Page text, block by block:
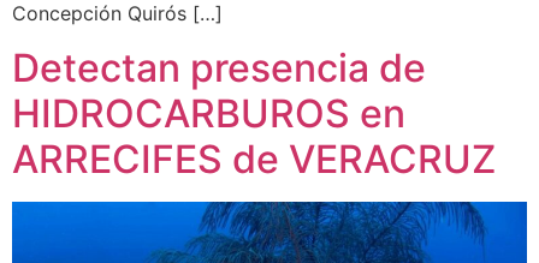
Concepción Quirós […]
Detectan presencia de
HIDROCARBUROS en
ARRECIFES de VERACRUZ